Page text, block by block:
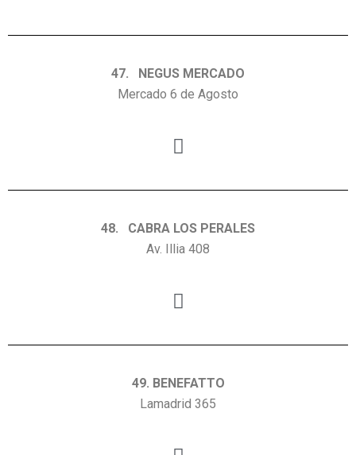
47. NEGUS MERCADO
Mercado 6 de Agosto
48. CABRA LOS PERALES
Av. Illia 408
49. BENEFATTO
Lamadrid 365